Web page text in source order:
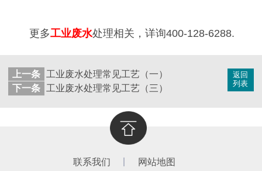
更多工业废水处理相关，详询400-128-6288.
返回
列表
上一条
工业废水处理常见工艺（一）
下一条 工业废水处理常见工艺（三）
联系我们 网站地图